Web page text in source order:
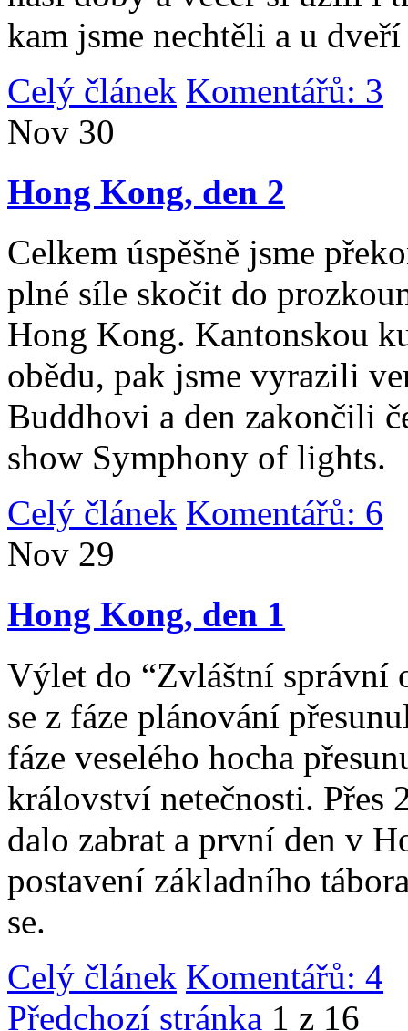
kam jsme nechtěli a u
Celý článek Komentářů: 3
Nov 30
Hong Kong, den 2
Celkem úspěšně jsme
plné síle skočit do
Hong Kong. Kantonskou
obědu, pak jsme vyrazili
Buddhovi a den zakončili
show Symphony of lights.
Celý článek Komentářů: 6
Nov 29
Hong Kong, den 1
Výlet do “Zvláštní správní
se z fáze plánování
fáze veselého hocha
království netečnosti. Přes
dalo zabrat a první den v
postavení základního
se.
Celý článek Komentářů: 4
Předchozí stránka 1 z 16